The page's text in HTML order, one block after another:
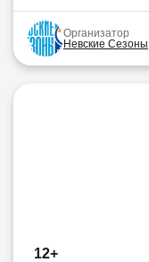
Организатор
Невские Сезоны
12+